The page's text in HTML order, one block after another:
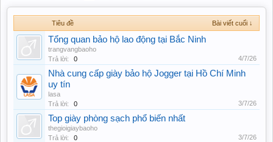
Tiêu đề Bài viết cuối ↓
Tổng quan bảo hộ lao động tại Bắc Ninh
trangvangbaoho
Trả lời:
0 4/7/26
Nhà cung cấp giày bảo hộ Jogger tại Hồ Chí Minh
uy tín
lasa
Trả lời:
0 3/7/26
Top giày phòng sạch phổ biến nhất
thegioigiaybaoho
Trả lời:
0 3/7/26